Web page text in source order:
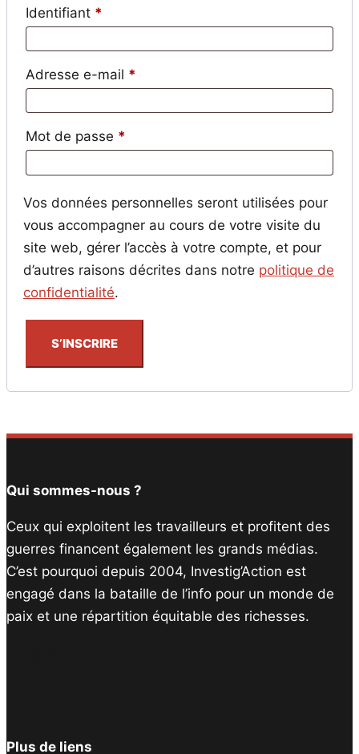
Identifiant *
Adresse e-mail *
Mot de passe *
Vos données personnelles seront utilisées pour
vous accompagner au cours de votre visite du
site web, gérer l’accès à votre compte, et pour
d’autres raisons décrites dans notre politique de
confidentialité.
S’INSCRIRE
Qui sommes-nous ?
Ceux qui exploitent les travailleurs et profitent des
guerres financent également les grands médias.
C’est pourquoi depuis 2004, Investig’Action est
engagé dans la bataille de l’info pour un monde de
paix et une répartition équitable des richesses.
Plus de liens